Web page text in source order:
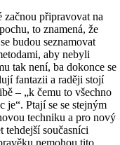
začnou připravovat na
to znamená, že
budou seznamovat
aby nebyli
tak není, ba dokonce se
fantazii a raději stojí
– „k čemu to všechno
je“. Ptají se se stejným
techniku a pro nový
současníci